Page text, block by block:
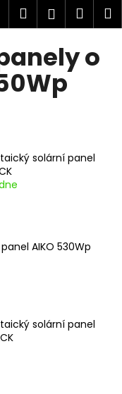
Hledat
o
solární panel
AIKO 530Wp
solární panel